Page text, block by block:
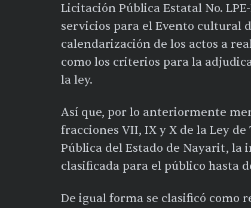
Licitación Pública Estatal No.
servicios para el Evento cultural
calendarización de los actos a
como los criterios para la
la ley.
Así que, por lo anteriormente
fracciones VII, IX y X de la Ley
Pública del Estado de Nayarit, la
clasificada para el público hasta
De igual forma se clasificó como